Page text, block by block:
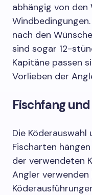
abhängig von
nach den
sind sogar 12-
Kapitäne passen
Vorlieben der
Fischfang
Die Köderauswahl
Fischarten
der verwendeten
Angler